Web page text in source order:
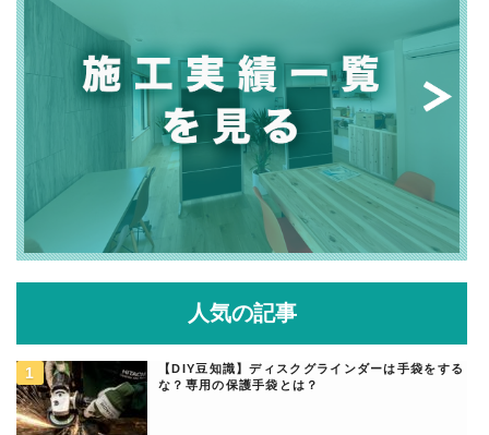
人気の記事
【DIY豆知識】ディスクグラインダーは手袋をする
な？専用の保護手袋とは？